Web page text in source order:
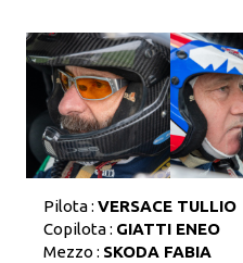
Pilota : VERSACE TULLIO
Copilota : GIATTI ENEO
Mezzo : SKODA FABIA